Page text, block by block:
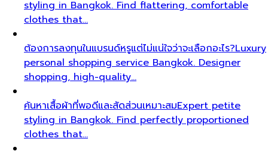
styling in Bangkok. Find flattering, comfortable
clothes that…
ต้องการลงทุนในแบรนด์หรูแต่ไม่แน่ใจว่าจะเลือกอะไร?Luxury
personal shopping service Bangkok. Designer
shopping, high-quality…
ค้นหาเสื้อผ้าที่พอดีและสัดส่วนเหมาะสมExpert petite
styling in Bangkok. Find perfectly proportioned
clothes that…